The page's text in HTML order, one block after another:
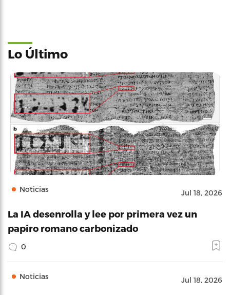
Lo Último
Noticias Jul 18, 2026
La IA desenrolla y lee por primera vez un
papiro romano carbonizado
0
Noticias Jul 18, 2026